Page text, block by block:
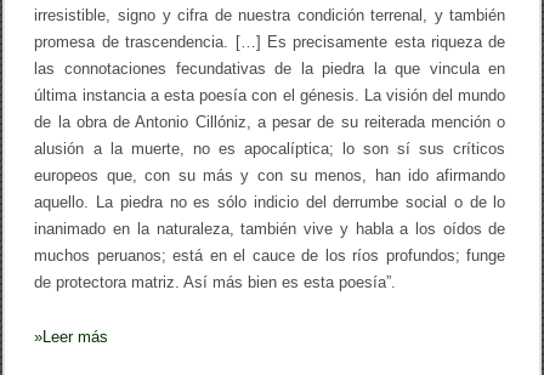
p
i
d
r
irresistible, signo y cifra de nuestra condición terrenal, y también
promesa de trascendencia. […] Es precisamente esta riqueza de
las connotaciones fecundativas de la piedra la que vincula en
última instancia a esta poesía con el génesis. La visión del mundo
de la obra de Antonio Cillóniz, a pesar de su reiterada mención o
alusión a la muerte, no es apocalíptica; lo son sí sus críticos
europeos que, con su más y con su menos, han ido afirmando
aquello. La piedra no es sólo indicio del derrumbe social o de lo
inanimado en la naturaleza, también vive y habla a los oídos de
muchos peruanos; está en el cauce de los ríos profundos; funge
de protectora matriz. Así más bien es esta poesía”.
»Leer más